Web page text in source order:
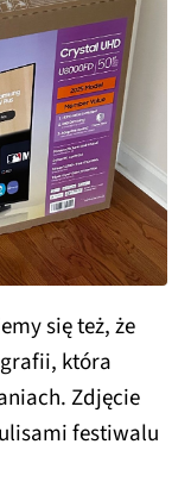
się też, że
która
Zdjęcie
festiwalu